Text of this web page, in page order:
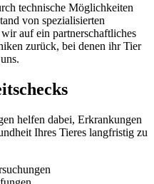
technische Möglichkeiten
von spezialisierten
auf ein partnerschaftliches
zurück, bei denen ihr Tier
helfen dabei, Erkrankungen
Ihres Tieres langfristig zu